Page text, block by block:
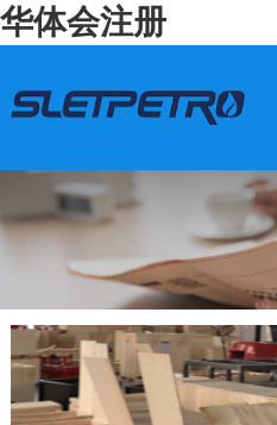
华体会注册